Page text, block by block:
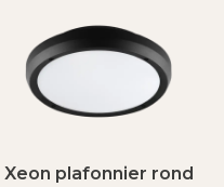
Xeon plafonnier rond